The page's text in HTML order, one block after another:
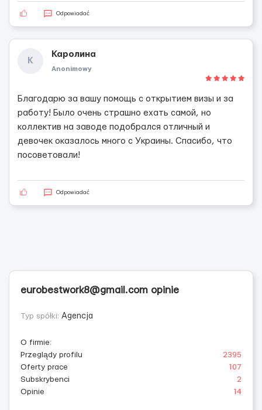
Odpowiadać
К
Каролина
Anonimowy
Благодарю за вашу помощь с открытием визы и за
работу! Было очень страшно ехать самой, но
коллектив на заводе подобрался отличный и
девочек оказалось много с Украины. Спасибо, что
посоветовали!
Odpowiadać
eurobestwork8@gmail.com opinie
Typ spółki: Agencja
O firmie:
Przeglądy profilu
2395
Oferty prace
107
Subskrybenci
2
Opinie
14